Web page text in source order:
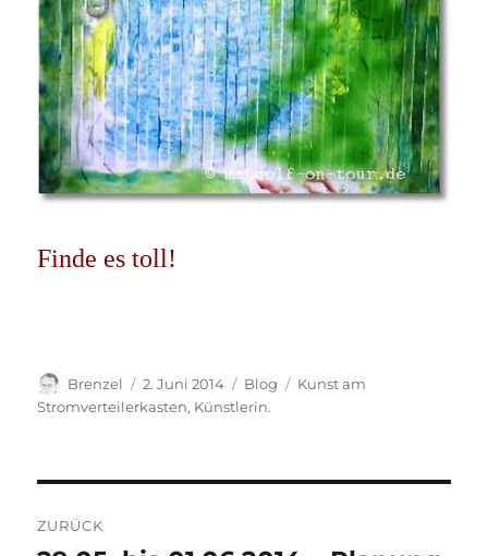
Finde es toll!
Autor
Brenzel
Veröffentlicht
am
2. Juni 2014 Kategorien
Blog Schlagwörter
Kunst am
Stromverteilerkasten, Künstlerin.
ZURÜCK